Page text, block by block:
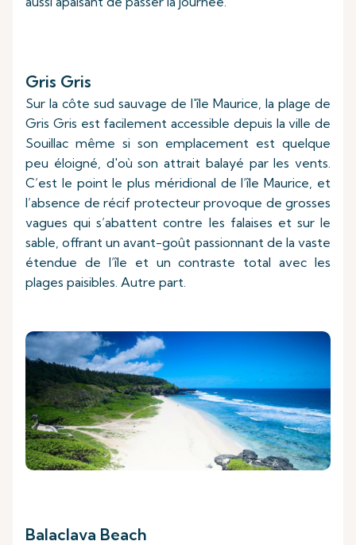
Gris Gris
Sur la côte sud sauvage de l'île Maurice, la plage de
Gris Gris est facilement accessible depuis la ville de
Souillac même si son emplacement est quelque
peu éloigné, d'où son attrait balayé par les vents.
C’est le point le plus méridional de l’île Maurice, et
l’absence de récif protecteur provoque de grosses
vagues qui s’abattent contre les falaises et sur le
sable, offrant un avant-goût passionnant de la vaste
étendue de l’île et un contraste total avec les
plages paisibles. Autre part.
Balaclava Beach